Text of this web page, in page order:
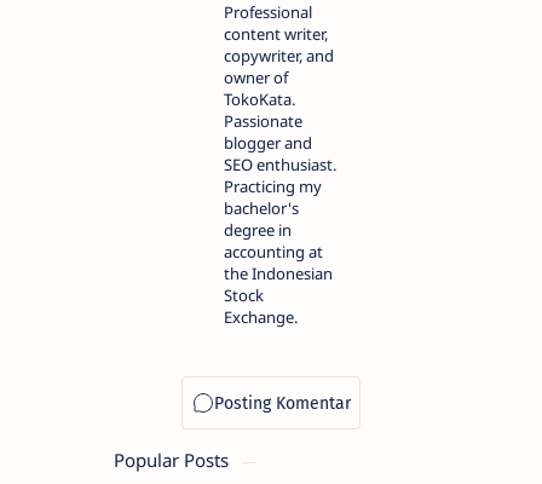
Professional
content writer,
copywriter, and
owner of
TokoKata.
Passionate
blogger and
SEO enthusiast.
Practicing my
bachelor's
degree in
accounting at
the Indonesian
Stock
Exchange.
Popular Posts